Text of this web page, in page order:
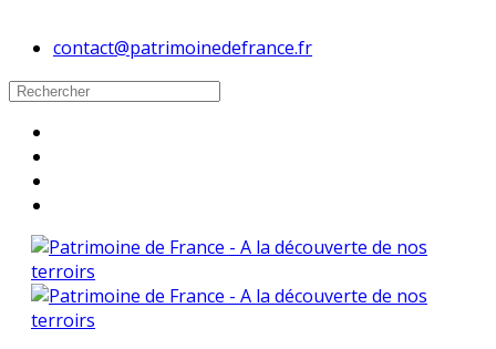
contact@patrimoinedefrance.fr